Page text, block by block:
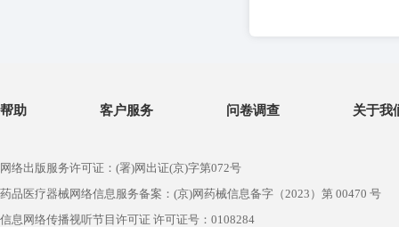
帮助 客户服务 问卷调查 关于我
网络出版服务许可证：(署)网出证(京)字第072号
药品医疗器械网络信息服务备案：(京)网药械信息备字（2023）第 00470 号
信息网络传播视听节目许可证 许可证号：0108284